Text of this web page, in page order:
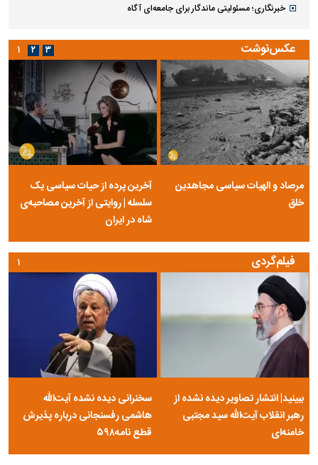
خبرنگاری؛ مسئولیتی ماندگار برای جامعه‌ای آگاه
عکس‌نوشت
مرصاد و الهیات سیاسی مجاهدین
خلق
آخرین پرده از حیات سیاسی یک
سلسله | روایتی از آخرین مصاحبه‌ی
شاه در ایران
۱ ۲ ۳
فیلم‌گردی
ببینید| انتشار تصاویر دیده نشده از
رهبر انقلاب آیت‌الله سید مجتبی
خامنه‌ای
سخنرانی دیده نشده آیت‌الله
هاشمی رفسنجانی درباره پذیرش
قطع نامه۵۹۸
۱